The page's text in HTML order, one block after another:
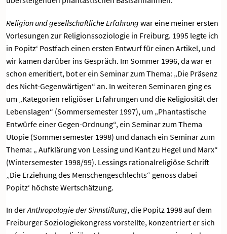
Religion und gesellschaftliche Erfahrung war eine meiner ersten
Vorlesungen zur Religionssoziologie in Freiburg. 1995 legte ich
in Popitz‘ Postfach einen ersten Entwurf für einen Artikel, und
wir kamen darüber ins Gespräch. Im Sommer 1996, da war er
schon emeritiert, bot er ein Seminar zum Thema: „Die Präsenz
des Nicht-Gegenwärtigen“ an. In weiteren Seminaren ging es
um „Kategorien religiöser Erfahrungen und die Religiosität der
Lebenslagen“ (Sommersemester 1997), um „Phantastische
Entwürfe einer Gegen-Ordnung“, ein Seminar zum Thema
Utopie (Sommersemester 1998) und danach ein Seminar zum
Thema: „ Aufklärung von Lessing und Kant zu Hegel und Marx“
(Wintersemester 1998/99). Lessings rationalreligiöse Schrift
„Die Erziehung des Menschengeschlechts“ genoss dabei
Popitz‘ höchste Wertschätzung.
In derAnthropologie der Sinnstiftung, die Popitz 1998 auf dem
Freiburger Soziologiekongress vorstellte, konzentriert er sich